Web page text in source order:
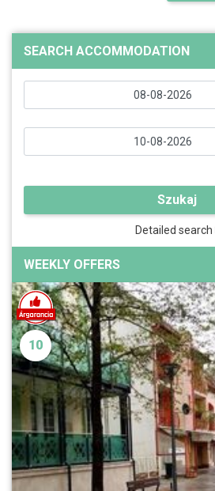
SEARCH ACCOMMODATION
Szukaj
Detailed search
WEEKLY OFFERS
10